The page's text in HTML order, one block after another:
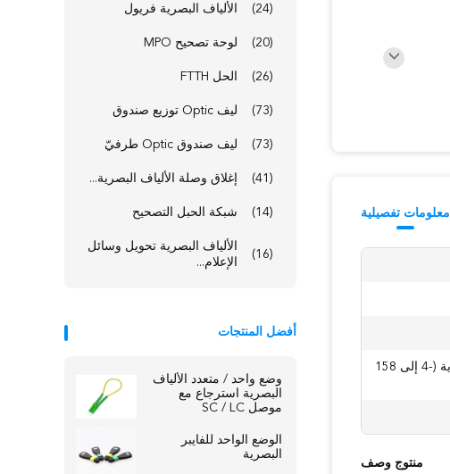
الألياف البصرية فريول (24)
لوحة تصحيح MPO (20)
الحل FTTH (26)
ليف Optic توزيع صندوق (73)
ليف صندوق Optic طرفيّ (73)
إغلاق وصلة الألياف البصرية... (41)
شبكة الحبل التصحيح (14)
الألياف البصرية تحويل وسائل
الإعلام...
(16)
أفضل المنتجات
وضع واحد / متعدد الألياف
البصرية استرجاع مع
موصل SC / LC
الوضع الواحد للفايبر
البصرية
معلومات تفصيلية
-20 إلى 70 درجة مئوية (-4 إلى 158
منتوج وصف